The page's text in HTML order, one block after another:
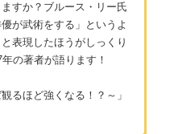
すか？ブルース・リー氏
が武術をする」というよ
表現したほうがしっくり
の著者が語ります！
るほど強くなる！？～」